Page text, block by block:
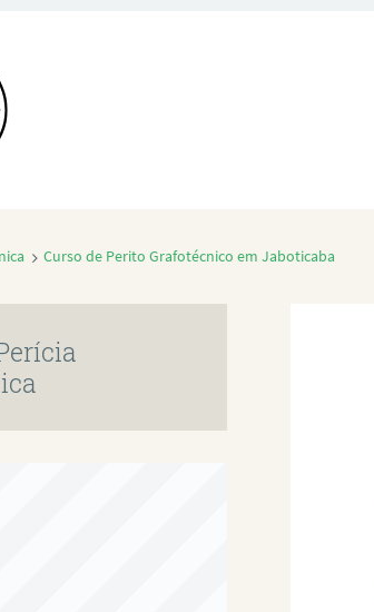
Curso de Perito Grafotécnico em Jaboticaba